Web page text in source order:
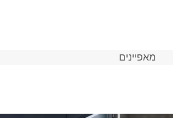
התחבר לאזור אישי
מאפיינים